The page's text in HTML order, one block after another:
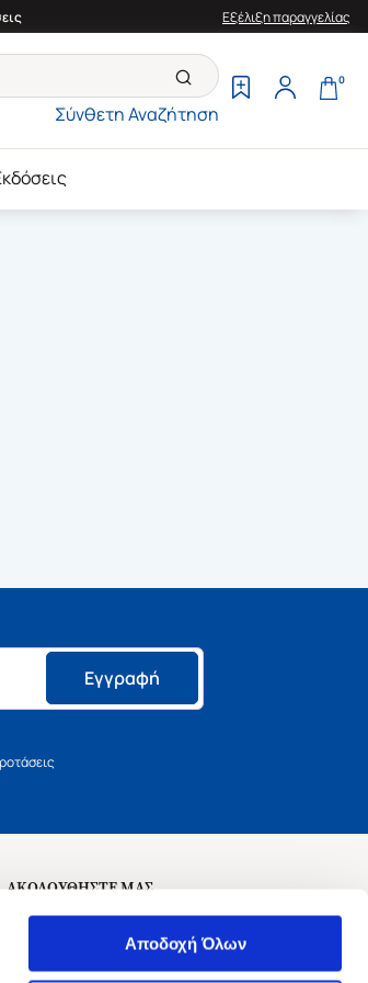
Αποδοχή Όλων
Εξέλιξη παραγγελίας
Σύνθετη Αναζήτηση
0
Εγγραφή
ΑΚΟΛΟΥΘΗΣΤΕ ΜΑΣ